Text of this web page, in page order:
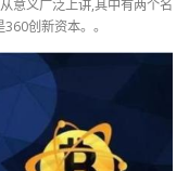
意义广泛上讲,其中有两个名
创新资本。。